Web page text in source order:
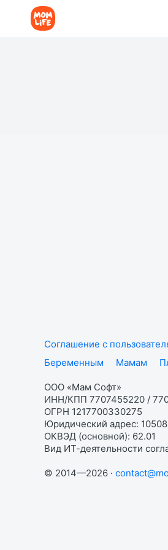
Соглашение с
Беременным
Мамам
ООО «Мам Софт»
ИНН/КПП 7707455220 /
ОГРН 1217700330275
Юридический адрес:
ОКВЭД (основной): 62.01
Вид ИТ-деятельности
© 2014—2026 ·